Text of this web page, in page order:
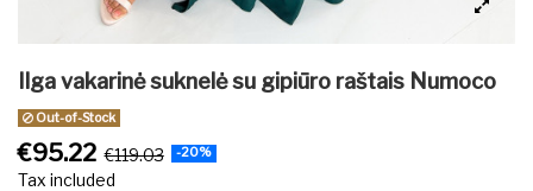
Ilga vakarinė suknelė su gipiūro raštais Numoco
Out-of-Stock
€95.22 €119.03 -20%
Tax included